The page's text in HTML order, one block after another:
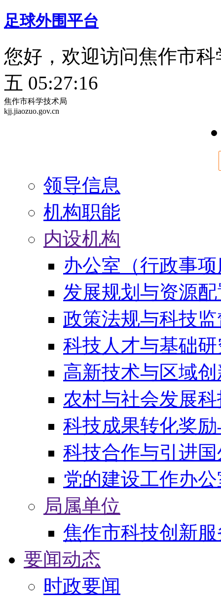
足球外围平台
您好，欢迎访问焦作市
五 05:27:17
焦作市科学技术局
kjj.jiaozuo.gov.cn
领导信息
机构职能
内设机构
办公室（行政事
发展规划与资源
政策法规与科技
科技人才与基础
高新技术与区域
农村与社会发展
科技成果转化奖
科技合作与引进
党的建设工作办
局属单位
焦作市科技创新
要闻动态
时政要闻